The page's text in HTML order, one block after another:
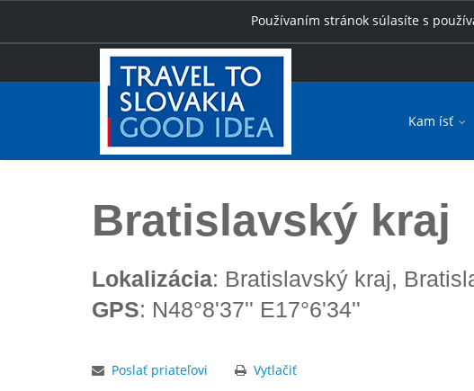
Používaním stránok súlasíte s
Kam ísť
Úvod Bratislavský kraj
Bratislavský kraj
Lokalizácia: Bratislavský kraj,
GPS: N48°8'37'' E17°6'34''
Poslať priateľovi Vytlačiť